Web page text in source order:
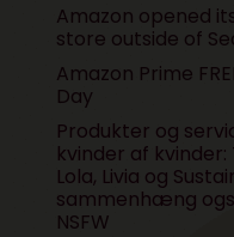
Amazon opened
store outside of
Amazon Prime
Day
Produkter og
kvinder af kvinder:
Lola, Livia og
sammenhæng
NSFW